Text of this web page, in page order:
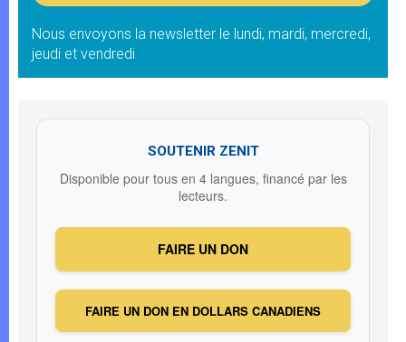
Nous envoyons la newsletter le lundi, mardi, mercredi,
jeudi et vendredi
SOUTENIR ZENIT
Disponible pour tous en 4 langues, financé par les
lecteurs.
FAIRE UN DON
FAIRE UN DON EN DOLLARS CANADIENS